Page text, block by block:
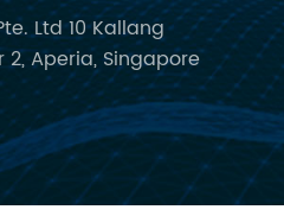
Ltd 10 Kallang
Aperia, Singapore